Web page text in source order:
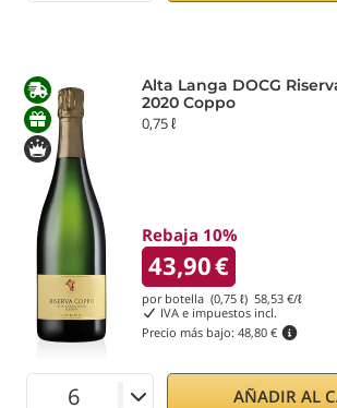
Alta Langa DOCG
2020 Coppo
0,75 ℓ
Rebaja 10%
43,90€
por botella (0,75 ℓ) 58,53 €/ℓ
IVA e impuestos incl.
Precio más bajo: 48,80 €
AÑADIR AL